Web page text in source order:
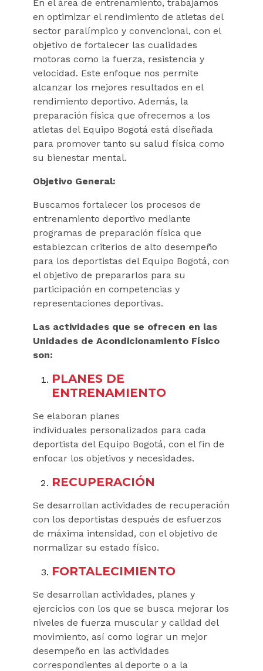
En el área de entrenamiento, trabajamos
en optimizar el rendimiento de atletas del
sector paralímpico y convencional, con el
objetivo de fortalecer las cualidades
motoras como la fuerza, resistencia y
velocidad. Este enfoque nos permite
alcanzar los mejores resultados en el
rendimiento deportivo. Además, la
preparación física que ofrecemos a los
atletas del Equipo Bogotá está diseñada
para promover tanto su salud física como
su bienestar mental.
Objetivo General:
Buscamos fortalecer los procesos de
entrenamiento deportivo mediante
programas de preparación física que
establezcan criterios de alto desempeño
para los deportistas del Equipo Bogotá, con
el objetivo de prepararlos para su
participación en competencias y
representaciones deportivas.
Las actividades que se ofrecen en las
Unidades de Acondicionamiento Físico
son:
PLANES DE
ENTRENAMIENTO
Se elaboran planes
individuales personalizados para cada
deportista del Equipo Bogotá, con el fin de
enfocar los objetivos y necesidades.
RECUPERACIÓN
Se desarrollan actividades de recuperación
con los deportistas después de esfuerzos
de máxima intensidad, con el objetivo de
normalizar su estado físico.
FORTALECIMIENTO
Se desarrollan actividades, planes y
ejercicios con los que se busca mejorar los
niveles de fuerza muscular y calidad del
movimiento, así como lograr un mejor
desempeño en las actividades
correspondientes al deporte o a la